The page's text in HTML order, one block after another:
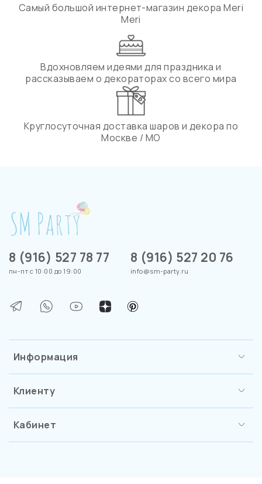
Самый большой интернет-магазин декора Meri
Meri
Вдохновляем идеями для праздника и
рассказываем о декораторах со всего мира
Круглосуточная доставка шаров и декора по
Москве / МО
Информация
Клиенту
Кабинет
8 (916) 527 78 77
пн-пт с 10:00 до 19:00
8 (916) 527 20 76
info@sm-party.ru